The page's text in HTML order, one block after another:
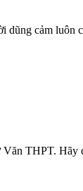
dũng cảm luôn
THPT. Hãy